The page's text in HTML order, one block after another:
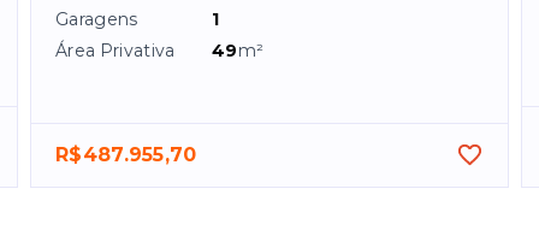
Garagens
1
Área Privativa
49m²
R$487.955,70